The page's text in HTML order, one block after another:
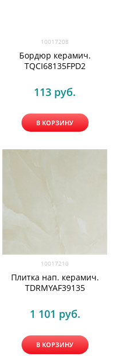
10017208
Бордюр керамич.
TQCI68135FPD2
113 руб.
В КОРЗИНУ
10017210
Плитка нап. керамич.
TDRMYAF39135
1 101 руб.
В КОРЗИНУ